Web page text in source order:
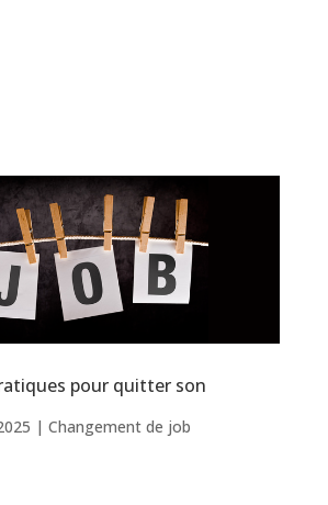
pour quitter son
| Changement de job